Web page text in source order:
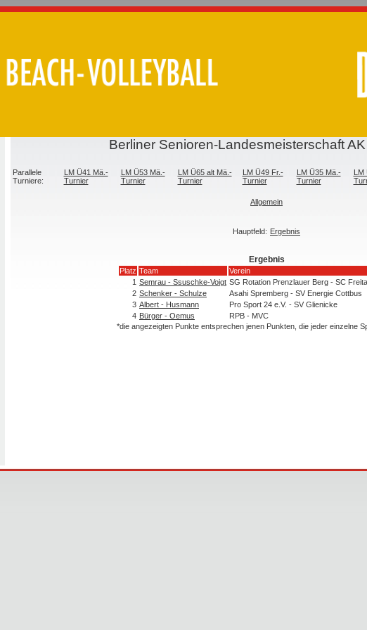
Berliner Senioren-Landesmeisterschaft
Parallele
Turniere:
LM Ü41 Mä.-
Turnier
LM Ü53 Mä.-
Turnier
LM Ü65 alt Mä.-
Turnier
LM Ü49 Fr.-
Turnier
LM Ü35 Mä.-
Turnier
LM
Allgemein
Hauptfeld: Ergebnis
Ergebnis
Platz Team Verein
1 Semrau - Ssuschke-Voigt SG Rotation Prenzlauer Berg - SC
2 Schenker - Schulze Asahi Spremberg - SV Energie Cottbus
3 Albert - Husmann Pro Sport 24 e.V. - SV Glienicke
4 Bürger - Oemus RPB - MVC
*die angezeigten Punkte entsprechen jenen Punkten, die jeder einzelne